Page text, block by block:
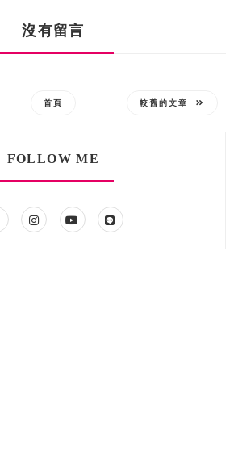
沒有留言
首頁 較舊的文章
FOLLOW ME